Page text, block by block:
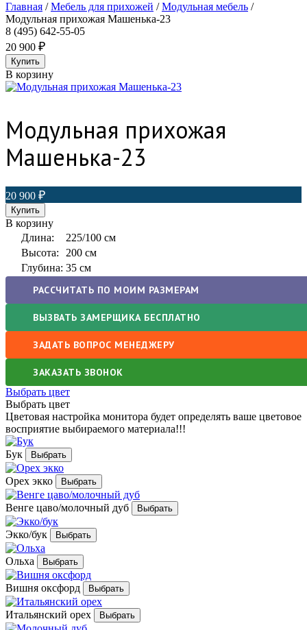
Главная /Мебель для прихожей /Модульная мебель /
Модульная прихожая Машенька-23
8 (495) 642-55-05
20 900
В корзину
Модульная прихожая
Машенька-23
20 900
В корзину
Длина:
225/100 см
Высота:
200 см
Глубина: 35 см
РАССЧИТАТЬ ПО МОИМ РАЗМЕРАМ
ВЫЗВАТЬ ЗАМЕРЩИКА БЕСПЛАТНО
ЗАДАТЬ ВОПРОС МЕНЕДЖЕРУ
ЗАКАЗАТЬ ЗВОНОК
Выбрать цвет
Выбрать цвет
Цветовая настройка монитора будет определять ваше цветовое
восприятие выбираемого материала!!!
Бук
Орех экко
Венге цаво/молочный дуб
Экко/бук
Ольха
Вишня оксфорд
Итальянский орех